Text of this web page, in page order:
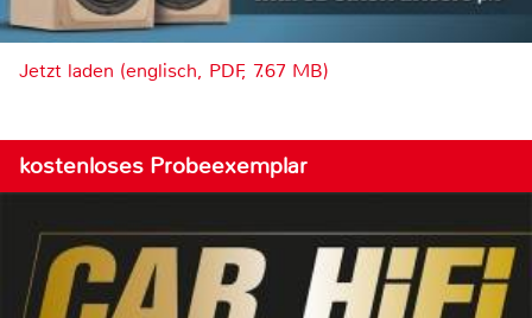
Jetzt laden (englisch, PDF, 7.67 MB)
kostenloses Probeexemplar